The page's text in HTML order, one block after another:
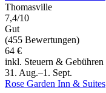
Thomasville
7,4/10
Gut
(455 Bewertungen)
64 €
inkl. Steuern & Gebühren
31. Aug.–1. Sept.
Rose Garden Inn & Suites